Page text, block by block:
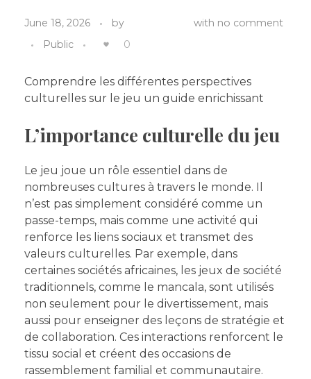
June 18, 2026 by with no comment
Public
0
Comprendre les différentes perspectives
culturelles sur le jeu un guide enrichissant
L’importance culturelle du jeu
Le jeu joue un rôle essentiel dans de
nombreuses cultures à travers le monde. Il
n’est pas simplement considéré comme un
passe-temps, mais comme une activité qui
renforce les liens sociaux et transmet des
valeurs culturelles. Par exemple, dans
certaines sociétés africaines, les jeux de société
traditionnels, comme le mancala, sont utilisés
non seulement pour le divertissement, mais
aussi pour enseigner des leçons de stratégie et
de collaboration. Ces interactions renforcent le
tissu social et créent des occasions de
rassemblement familial et communautaire.